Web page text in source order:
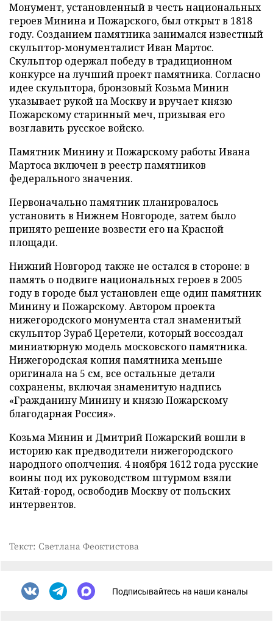
Монумент, установленный в честь национальных
героев Минина и Пожарского, был открыт в 1818
году. Созданием памятника занимался известный
скульптор-монументалист Иван Мартос.
Скульптор одержал победу в традиционном
конкурсе на лучший проект памятника. Согласно
идее скульптора, бронзовый Козьма Минин
указывает рукой на Москву и вручает князю
Пожарскому старинный меч, призывая его
возглавить русское войско.
Памятник Минину и Пожарскому работы Ивана
Мартоса включен в реестр памятников
федерального значения.
Первоначально памятник планировалось
установить в Нижнем Новгороде, затем было
принято решение возвести его на Красной
площади.
Нижний Новгород также не остался в стороне: в
память о подвиге национальных героев в 2005
году в городе был установлен еще один памятник
Минину и Пожарскому. Автором проекта
нижегородского монумента стал знаменитый
скульптор Зураб Церетели, который воссоздал
миниатюрную модель московского памятника.
Нижегородская копия памятника меньше
оригинала на 5 см, все остальные детали
сохранены, включая знаменитую надпись
«Гражданину Минину и князю Пожарскому
благодарная Россия».
Козьма Минин и Дмитрий Пожарский вошли в
историю как предводители нижегородского
народного ополчения. 4 ноября 1612 года русские
воины под их руководством штурмом взяли
Китай-город, освободив Москву от польских
интервентов.
Текст: Светлана Феоктистова
Подписывайтесь на наши каналы